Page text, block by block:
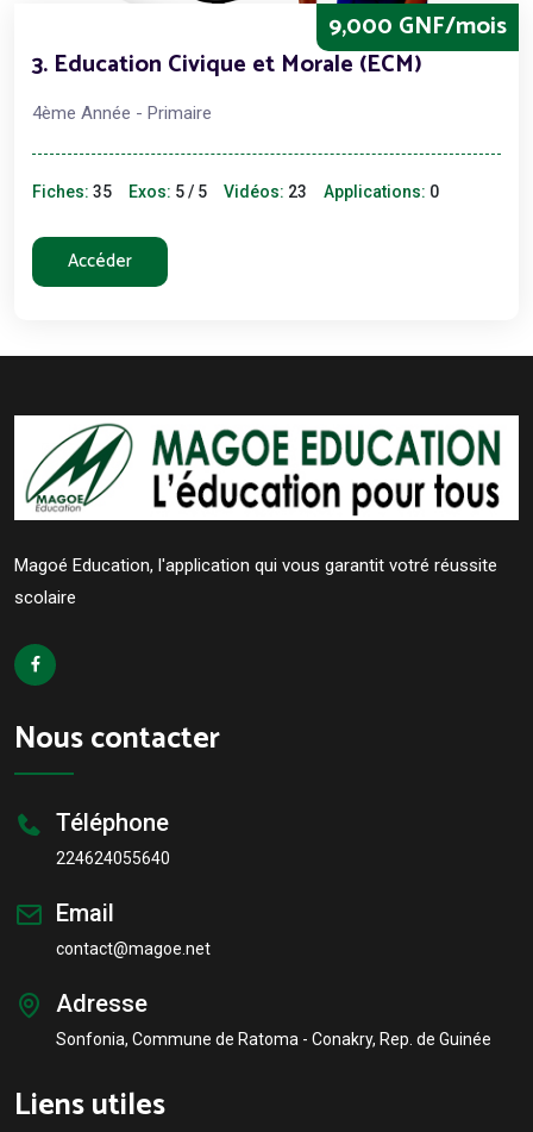
9,000 GNF/mois
3. Education Civique et Morale (ECM)
4ème Année - Primaire
Fiches: 35 Exos: 5 / 5 Vidéos: 23 Applications: 0
Accéder
Magoé Education, l'application qui vous garantit votré réussite
scolaire
Nous contacter
Téléphone
224624055640
Email
contact@magoe.net
Adresse
Sonfonia, Commune de Ratoma - Conakry, Rep. de Guinée
Liens utiles